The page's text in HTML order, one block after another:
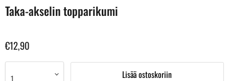
Taka-akselin topparikumi
€12,90
Lisää ostoskoriin